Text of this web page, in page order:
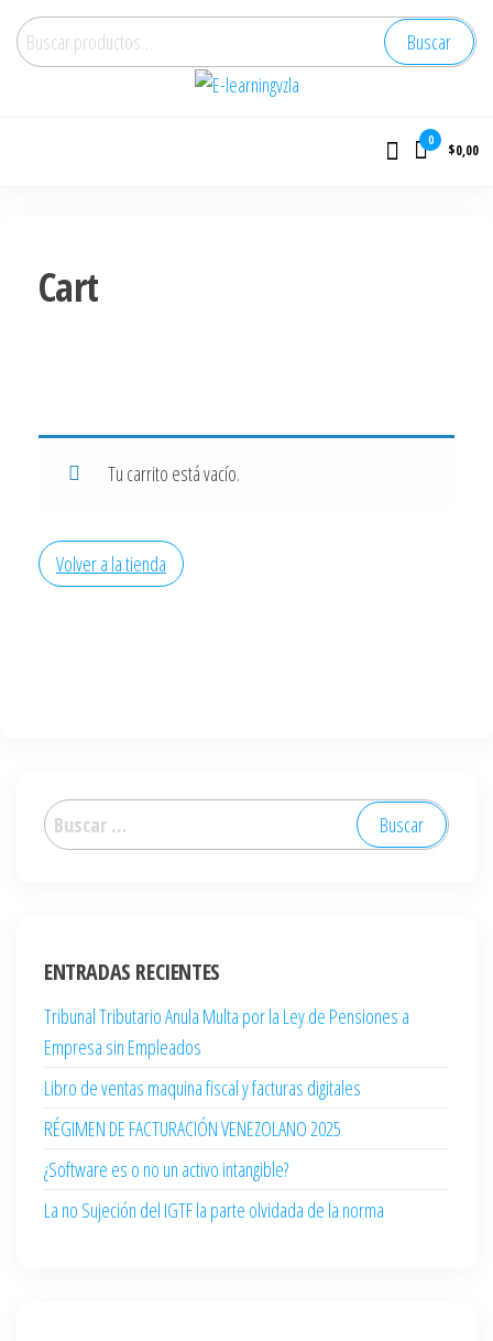
Buscar
0
$0,00
Cart
Tu carrito está vacío.
Volver a la tienda
ENTRADAS RECIENTES
Tribunal Tributario Anula Multa por la Ley de Pensiones a
Empresa sin Empleados
Libro de ventas maquina fiscal y facturas digitales
RÉGIMEN DE FACTURACIÓN VENEZOLANO 2025
¿Software es o no un activo intangible?
La no Sujeción del IGTF la parte olvidada de la norma